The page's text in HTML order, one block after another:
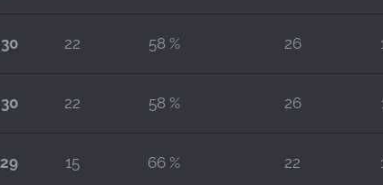
30 22 58 % 26
30 22 58 % 26
29 15 66 % 22